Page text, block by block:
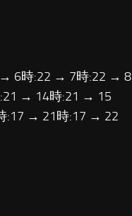
6時:22 → 7時:22 → 8
→ 14時:21 → 15
:17 → 21時:17 → 22